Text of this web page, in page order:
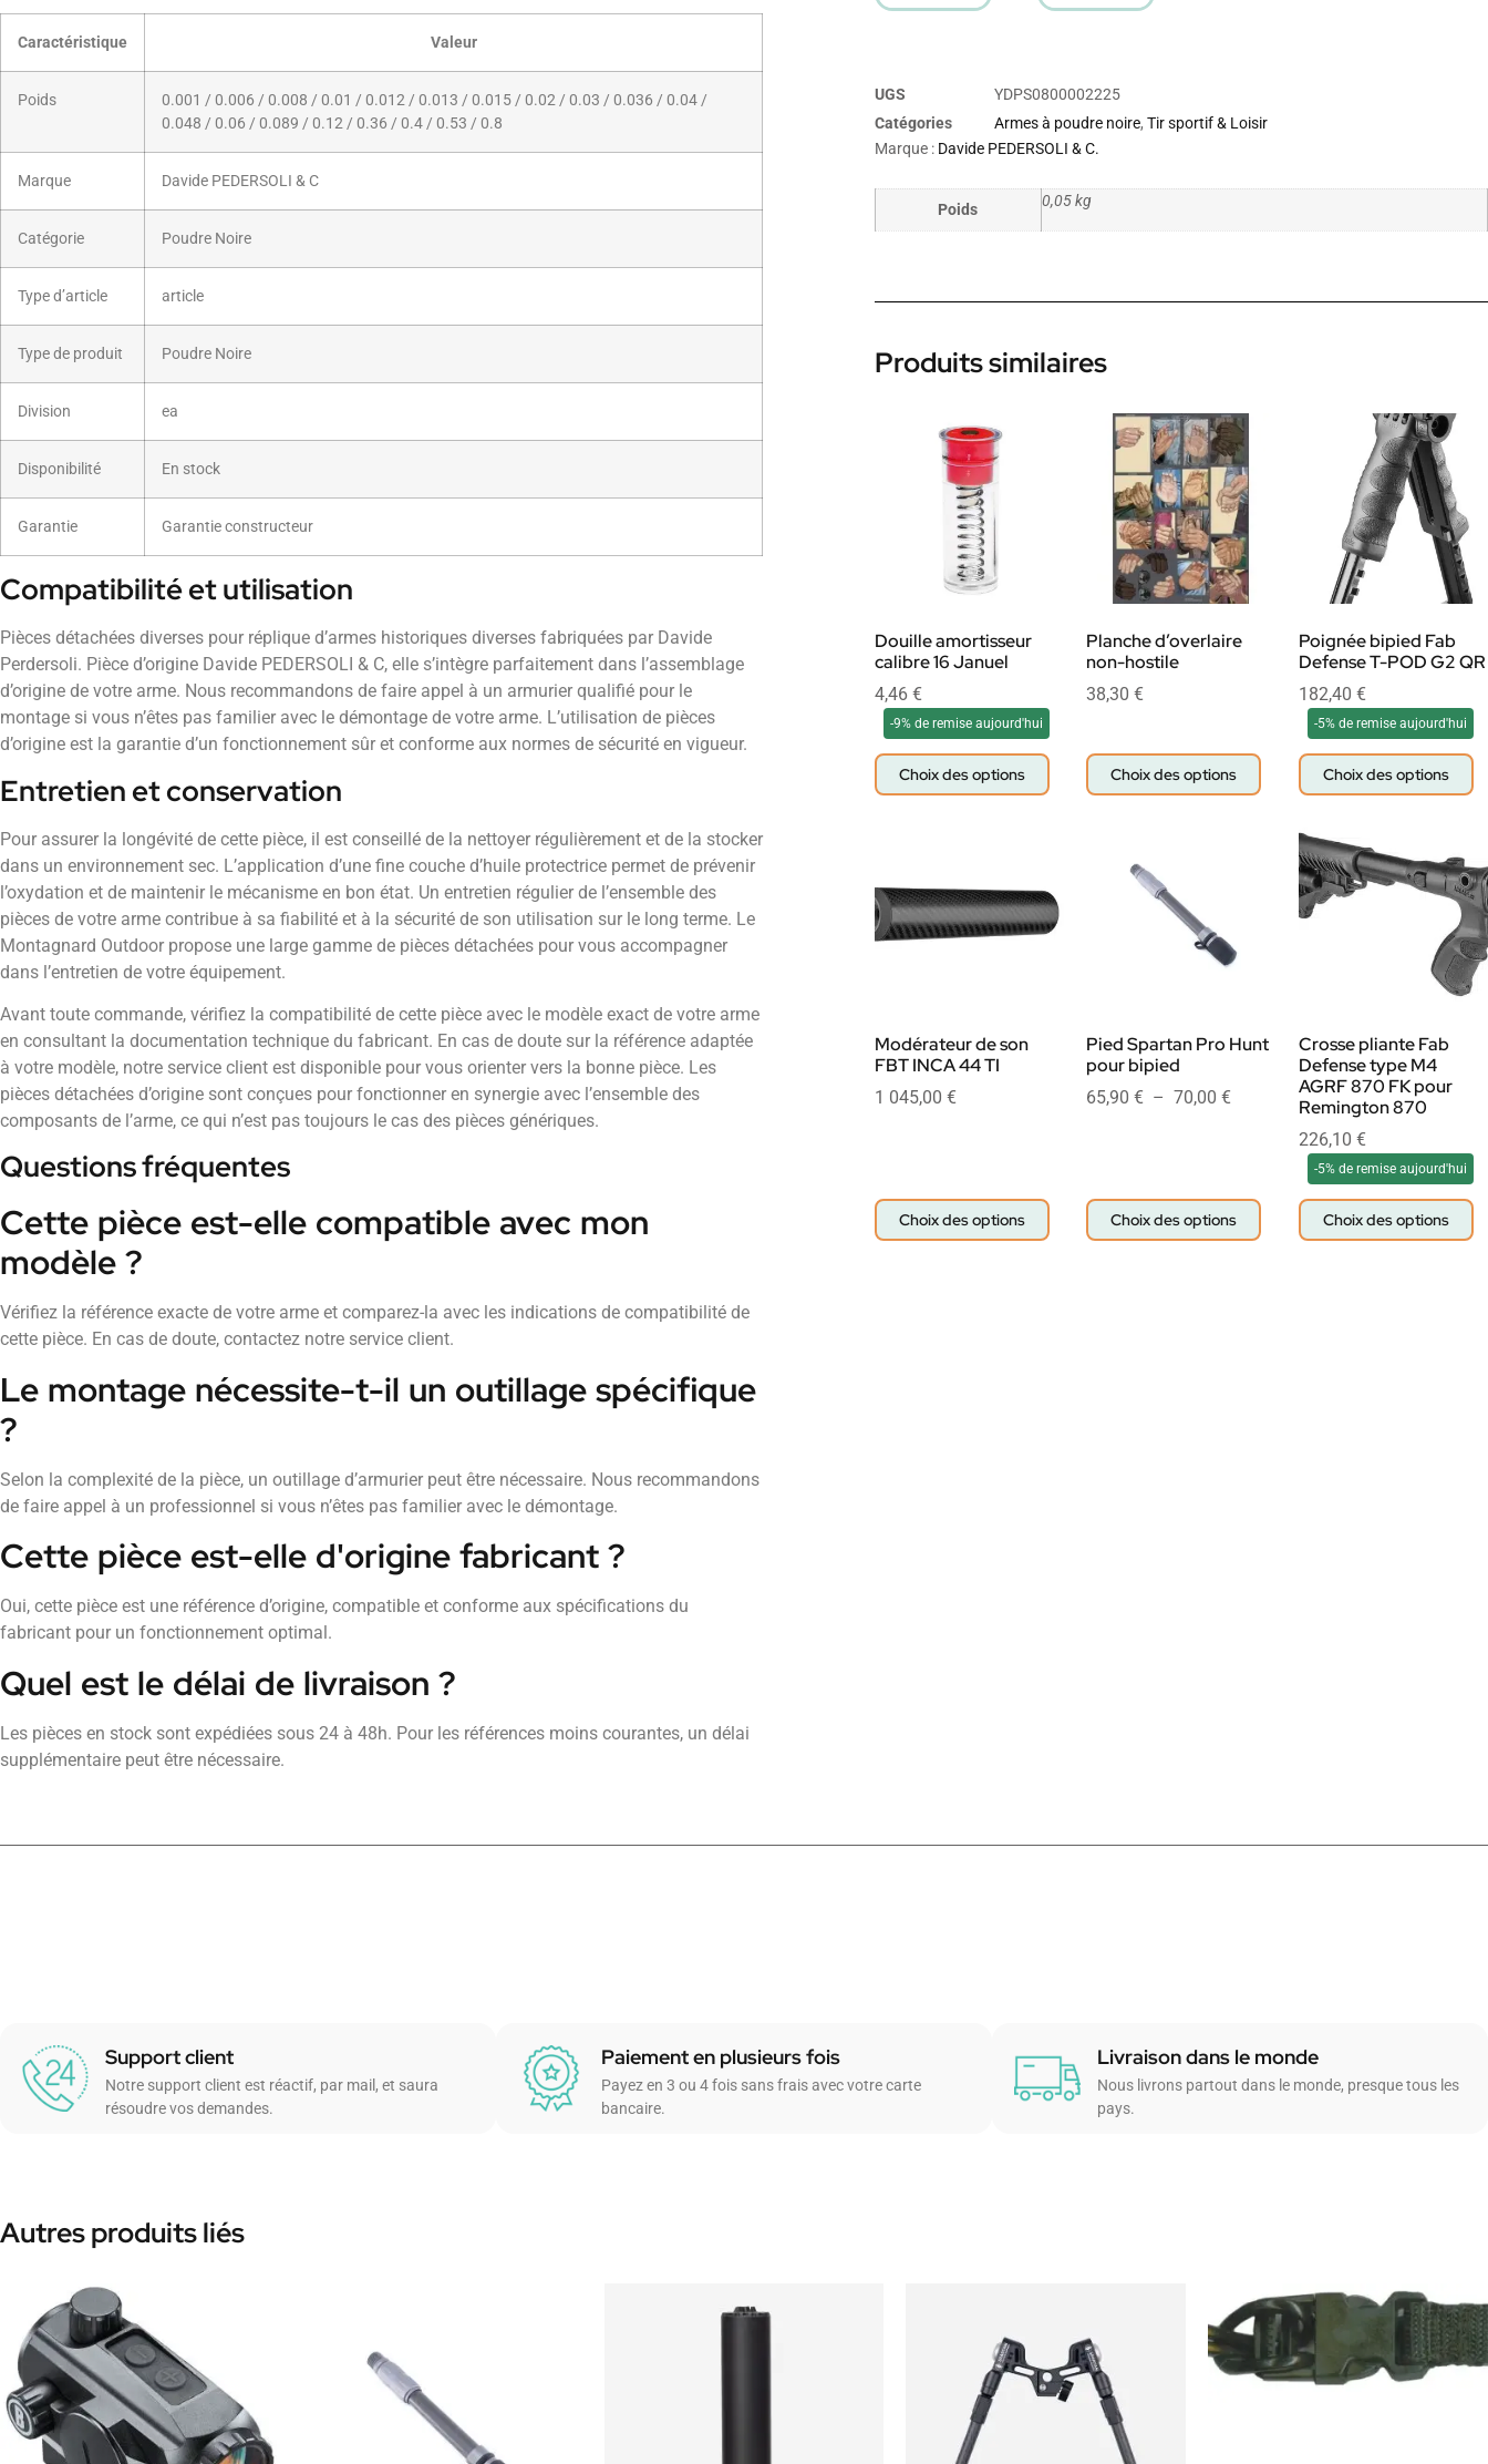
Caractéristique Valeur
Poids
0.001 / 0.006 / 0.008 / 0.01 / 0.012 / 0.013 / 0.015 / 0.02 / 0.03 / 0.036 / 0.04 /
0.048 / 0.06 / 0.089 / 0.12 / 0.36 / 0.4 / 0.53 / 0.8
Marque Davide PEDERSOLI & C
Catégorie Poudre Noire
Type d’article article
Type de produit Poudre Noire
Division ea
Disponibilité En stock
Garantie Garantie constructeur
Compatibilité et utilisation
Pièces détachées diverses pour réplique d’armes historiques diverses fabriquées par Davide
Perdersoli. Pièce d’origine Davide PEDERSOLI & C, elle s’intègre parfaitement dans l’assemblage
d’origine de votre arme. Nous recommandons de faire appel à un armurier qualifié pour le
montage si vous n’êtes pas familier avec le démontage de votre arme. L’utilisation de pièces
d’origine est la garantie d’un fonctionnement sûr et conforme aux normes de sécurité en vigueur.
Entretien et conservation
Pour assurer la longévité de cette pièce, il est conseillé de la nettoyer régulièrement et de la stocker
dans un environnement sec. L’application d’une fine couche d’huile protectrice permet de prévenir
l’oxydation et de maintenir le mécanisme en bon état. Un entretien régulier de l’ensemble des
pièces de votre arme contribue à sa fiabilité et à la sécurité de son utilisation sur le long terme. Le
Montagnard Outdoor propose une large gamme de pièces détachées pour vous accompagner
dans l’entretien de votre équipement.
Avant toute commande, vérifiez la compatibilité de cette pièce avec le modèle exact de votre arme
en consultant la documentation technique du fabricant. En cas de doute sur la référence adaptée
à votre modèle, notre service client est disponible pour vous orienter vers la bonne pièce. Les
pièces détachées d’origine sont conçues pour fonctionner en synergie avec l’ensemble des
composants de l’arme, ce qui n’est pas toujours le cas des pièces génériques.
Questions fréquentes
Cette pièce est-elle compatible avec mon
modèle ?
Vérifiez la référence exacte de votre arme et comparez-la avec les indications de compatibilité de
cette pièce. En cas de doute, contactez notre service client.
Le montage nécessite-t-il un outillage spécifique
?
Selon la complexité de la pièce, un outillage d’armurier peut être nécessaire. Nous recommandons
de faire appel à un professionnel si vous n’êtes pas familier avec le démontage.
Cette pièce est-elle d'origine fabricant ?
Oui, cette pièce est une référence d’origine, compatible et conforme aux spécifications du
fabricant pour un fonctionnement optimal.
Quel est le délai de livraison ?
Les pièces en stock sont expédiées sous 24 à 48h. Pour les références moins courantes, un délai
supplémentaire peut être nécessaire.
UGS
YDPS0800002225
Catégories
Armes à poudre noire, Tir sportif & Loisir
Marque : Davide PEDERSOLI & C.
Poids 0,05 kg
Produits similaires
Douille amortisseur
calibre 16 Januel
4,46 €
-9% de remise aujourd'hui
Choix des options
Planche d’overlaire
non-hostile
38,30€
Choix des options
Poignée bipied Fab
Defense T-POD G2 QR
182,40 €
-5% de remise aujourd'hui
Choix des options
Modérateur de son
FBT INCA 44 TI
1 045,00 €
Choix des options
Pied Spartan Pro Hunt
pour bipied
65,90€ – 70,00€
Choix des options
Crosse pliante Fab
Defense type M4
AGRF 870 FK pour
Remington 870
226,10 €
-5% de remise aujourd'hui
Choix des options
Support client
Notre support client est réactif, par mail, et saura
résoudre vos demandes.
Paiement en plusieurs fois
Payez en 3 ou 4 fois sans frais avec votre carte
bancaire.
Livraison dans le monde
Nous livrons partout dans le monde, presque tous les
pays.
Autres produits liés